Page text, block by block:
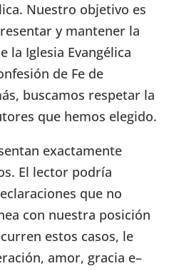
Nuestro objetivo es
y mantener la
la Iglesia Evangélica
de Fe de
buscamos respetar la
que hemos elegido.
exactamente
El lector podría
que no
con nuestra posición
estos casos, le
amor, gracia e–